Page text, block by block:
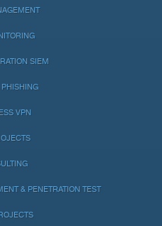
SIEM
PHISHING
VPN
& PENETRATION TEST